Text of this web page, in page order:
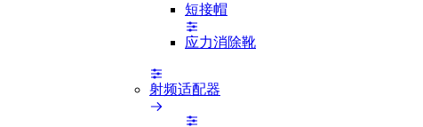
短接帽
应力消除靴
射频适配器